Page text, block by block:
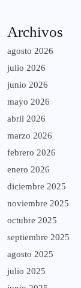
Archivos
agosto 2026
julio 2026
junio 2026
mayo 2026
abril 2026
marzo 2026
febrero 2026
enero 2026
diciembre 2025
noviembre 2025
octubre 2025
septiembre 2025
agosto 2025
julio 2025